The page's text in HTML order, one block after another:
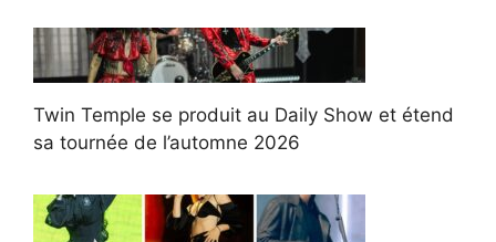
Twin Temple se produit au Daily Show et étend
sa tournée de l’automne 2026